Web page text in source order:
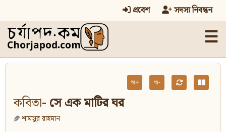
প্রবেশ সদস্য নিবন্ধন
☰
অ+ অ-
কবিতা- সে এক মাটির ঘর
শামসুর রাহমান